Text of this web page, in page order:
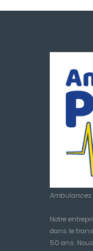
Ambulances
Notre
dans le
50 ans.